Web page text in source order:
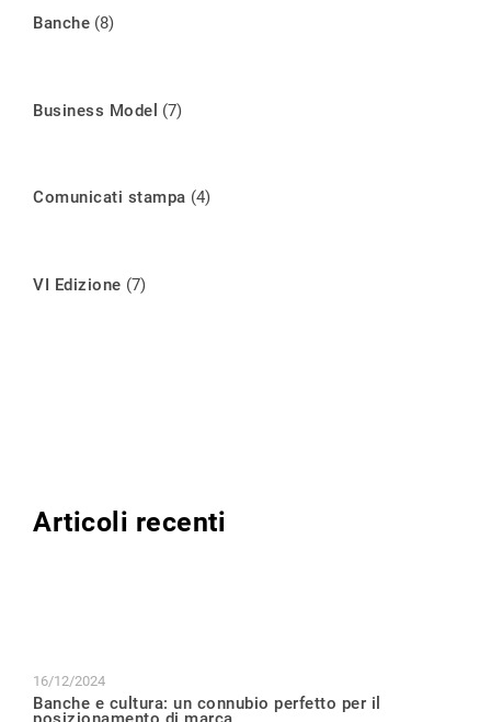
Banche (8)
Business Model (7)
Comunicati stampa (4)
VI Edizione (7)
Articoli recenti
Banche e cultura: un connubio perfetto per il
16/12/2024